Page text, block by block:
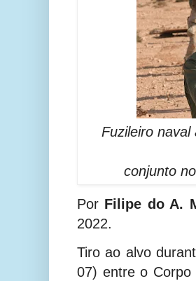
Fuzileiro
conjunto
Por Filipe do A.
2022.
Tiro ao alvo
07) entre o Corpo